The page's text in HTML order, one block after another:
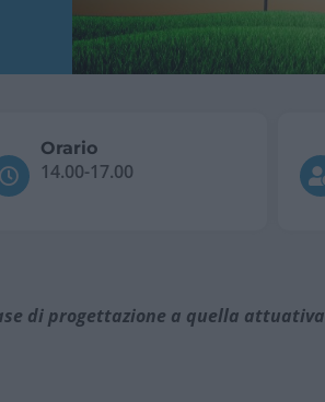
Orario
14.00-17.00
di progettazione a quella attuativa